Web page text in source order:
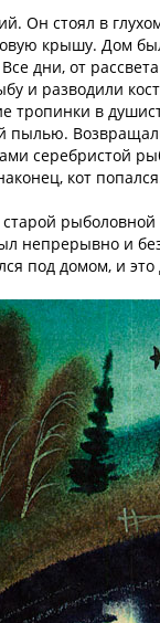
Он стоял в
крышу. Дом
дни, от
и разводили
тропинки в
пылью.
серебристой
кот
непрерывно и
под домом, и